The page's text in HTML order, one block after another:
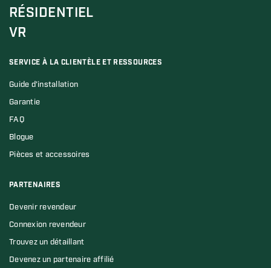
RÉSIDENTIEL
VR
SERVICE À LA CLIENTÈLE ET RESSOURCES
Guide d’installation
Garantie
FAQ
Blogue
Pièces et accessoires
PARTENAIRES
Devenir revendeur
Connexion revendeur
Trouvez un détaillant
Devenez un partenaire affilié